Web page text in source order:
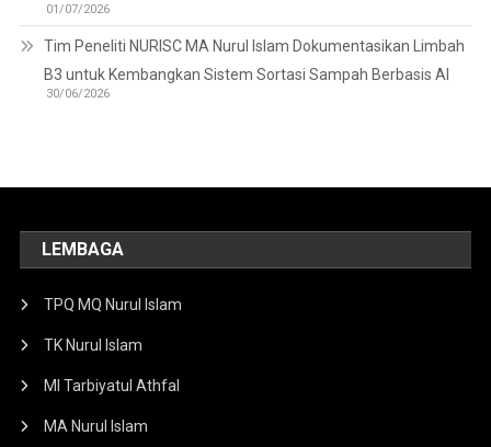
01/07/2026
Tim Peneliti NURISC MA Nurul Islam Dokumentasikan Limbah
B3 untuk Kembangkan Sistem Sortasi Sampah Berbasis AI
30/06/2026
LEMBAGA
TPQ MQ Nurul Islam
TK Nurul Islam
MI Tarbiyatul Athfal
MA Nurul Islam